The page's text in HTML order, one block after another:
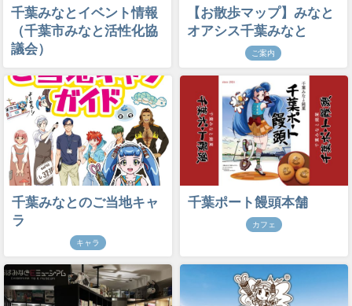
千葉みなとイベント情報
（千葉市みなと活性化協
議会）
【お散歩マップ】みなと
オアシス千葉みなと
ご案内
千葉みなとのご当地キャ
ラ
キャラ
千葉ポート饅頭本舗
カフェ